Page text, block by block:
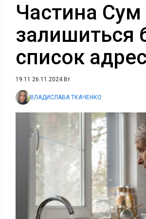
Частина Сум
залишиться
список адрес
19:11 26.11.2024 Вт
ВЛАДИСЛАВА ТКАЧЕНКО